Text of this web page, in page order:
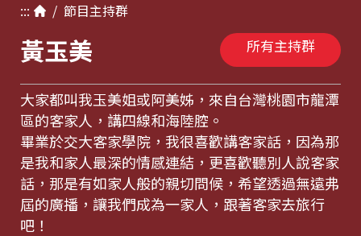
::: / 節目主持群
黃玉美 所有主持群
大家都叫我玉美姐或阿美姊，來自台灣桃園市龍潭
區的客家人，講四線和海陸腔。
畢業於交大客家學院，我很喜歡講客家話，因為那
是我和家人最深的情感連結，更喜歡聽別人說客家
話，那是有如家人般的親切問候，希望透過無遠弗
屆的廣播，讓我們成為一家人，跟著客家去旅行
吧！